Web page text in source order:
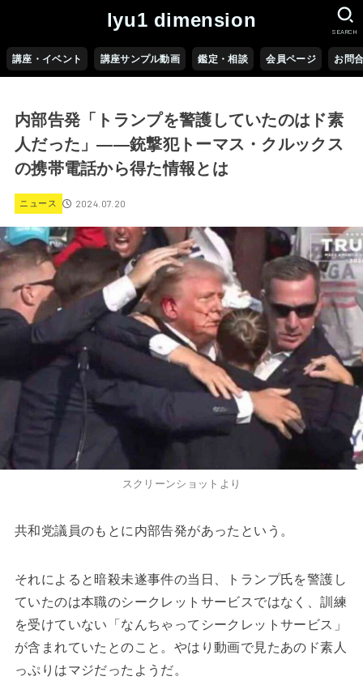
lyu1 dimension
講座・イベント 講座サンプル動画 鑑定・相談 会員ページ お問
SEARCH
内部告発「トランプを警護していたのはド素
人だった」――銃撃犯トーマス・クルックス
の携帯電話から得た情報とは
ニュース 2024.07.20
スクリーンショットより
共和党議員のもとに内部告発があったという。
それによると暗殺未遂事件の当日、トランプ氏を警護し
ていたのは本職のシークレットサービスではなく、訓練
を受けていない「なんちゃってシークレットサービス」
が含まれていたとのこと。やはり動画で見たあのド素人
っぷりはマジだったようだ。